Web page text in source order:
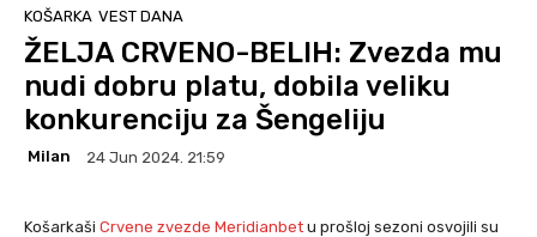
KOŠARKA VEST DANA
ŽELJA CRVENO-BELIH: Zvezda mu
nudi dobru platu, dobila veliku
konkurenciju za Šengeliju
Milan 24 Jun 2024. 21:59
Košarkaši Crvene zvezde Meridianbet u prošloj sezoni osvojili su